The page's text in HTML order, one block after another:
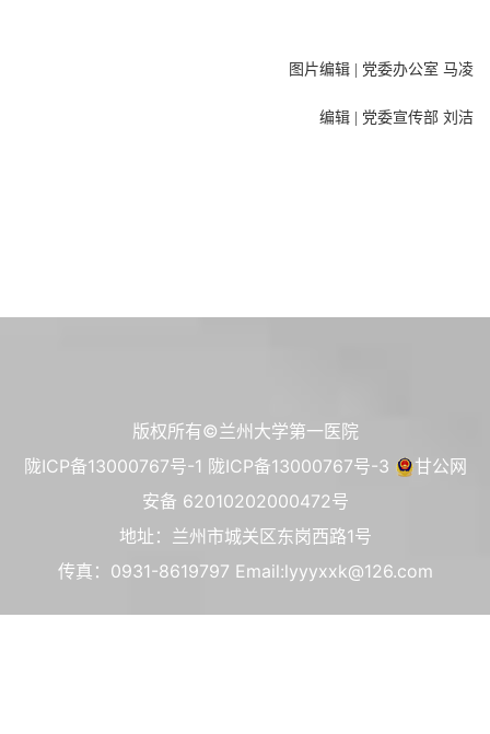
图片编辑 | 党委办公室 马凌
编辑 | 党委宣传部 刘洁
版权所有©兰州大学第一医院
陇ICP备13000767号-1 陇ICP备13000767号-3
甘公网
安备 62010202000472号
地址：兰州市城关区东岗西路1号
传真：0931-8619797 Email:lyyyxxk@126.com